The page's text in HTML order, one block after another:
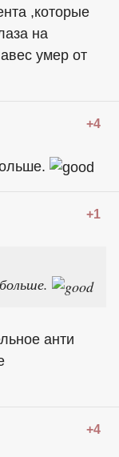
,которые
на
умер от
+4
+1
анти
+4